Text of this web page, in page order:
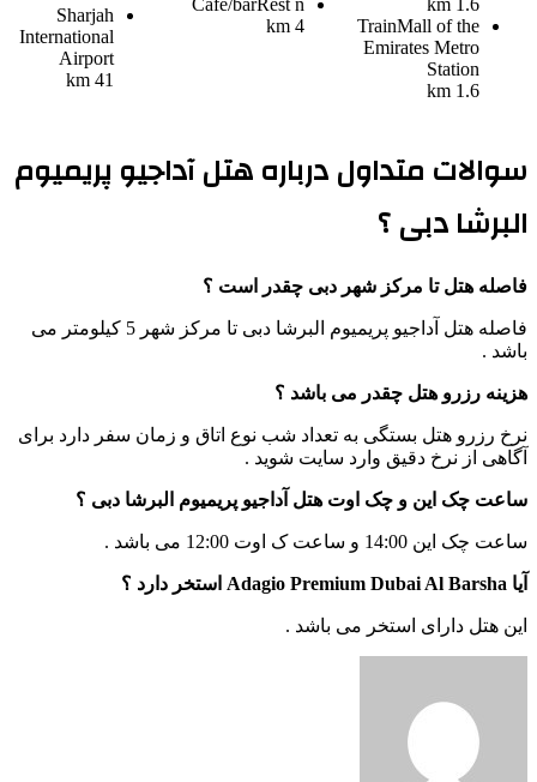
1.6 km
TrainMall of the
Emirates Metro
Station
1.6 km
Cafe/barRest n
4 km
Sharjah
International
Airport
41 km
سوالات متداول درباره هتل آداجیو پریمیوم
البرشا دبی ؟
فاصله هتل تا مرکز شهر دبی چقدر است ؟
فاصله هتل آداجیو پریمیوم البرشا دبی تا مرکز شهر 5 کیلومتر می
باشد .
هزینه رزرو هتل چقدر می باشد ؟
نرخ رزرو هتل بستگی به تعداد شب نوع اتاق و زمان سفر دارد برای
آگاهی از نرخ دقیق وارد سایت شوید .
ساعت چک این و چک اوت هتل آداجیو پریمیوم البرشا دبی ؟
ساعت چک این 14:00 و ساعت ک اوت 12:00 می باشد .
آیا Adagio Premium Dubai Al Barsha استخر دارد ؟
این هتل دارای استخر می باشد .